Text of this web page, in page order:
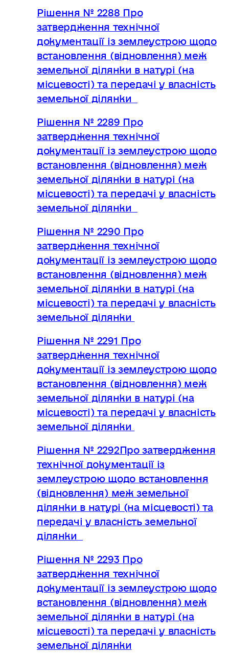
Рішення № 2288 Про
затвердження технічної
документації із землеустрою щодо
встановлення (відновлення) меж
земельної ділянки в натурі (на
місцевості) та передачі у власність
земельної ділянки
Рішення № 2289 Про
затвердження технічної
документації із землеустрою щодо
встановлення (відновлення) меж
земельної ділянки в натурі (на
місцевості) та передачі у власність
земельної ділянки
Рішення № 2290 Про
затвердження технічної
документації із землеустрою щодо
встановлення (відновлення) меж
земельної ділянки в натурі (на
місцевості) та передачі у власність
земельної ділянки
Рішення № 2291 Про
затвердження технічної
документації із землеустрою щодо
встановлення (відновлення) меж
земельної ділянки в натурі (на
місцевості) та передачі у власність
земельної ділянки
Рішення № 2292Про затвердження
технічної документації із
землеустрою щодо встановлення
(відновлення) меж земельної
ділянки в натурі (на місцевості) та
передачі у власність земельної
ділянки
Рішення № 2293 Про
затвердження технічної
документації із землеустрою щодо
встановлення (відновлення) меж
земельної ділянки в натурі (на
місцевості) та передачі у власність
земельної ділянки